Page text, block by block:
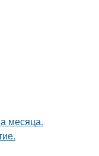
месяца.